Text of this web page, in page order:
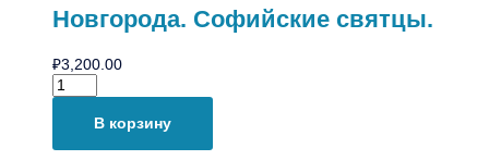
Новгорода. Софийские святцы.
₽3,200.00
В корзину